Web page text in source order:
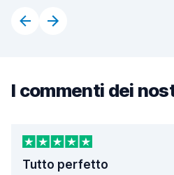
I commenti dei
Tutto perfetto